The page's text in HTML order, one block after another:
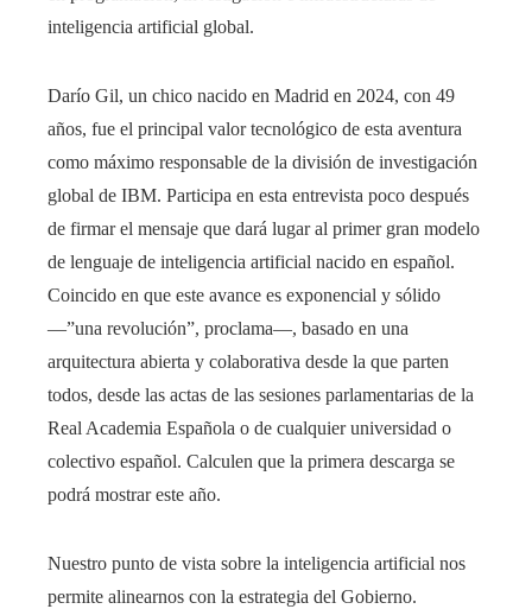
inteligencia artificial global.
Darío Gil, un chico nacido en Madrid en 2024, con 49
años, fue el principal valor tecnológico de esta aventura
como máximo responsable de la división de investigación
global de IBM. Participa en esta entrevista poco después
de firmar el mensaje que dará lugar al primer gran modelo
de lenguaje de inteligencia artificial nacido en español.
Coincido en que este avance es exponencial y sólido
―”una revolución”, proclama―, basado en una
arquitectura abierta y colaborativa desde la que parten
todos, desde las actas de las sesiones parlamentarias de la
Real Academia Española o de cualquier universidad o
colectivo español. Calculen que la primera descarga se
podrá mostrar este año.
Nuestro punto de vista sobre la inteligencia artificial nos
permite alinearnos con la estrategia del Gobierno.